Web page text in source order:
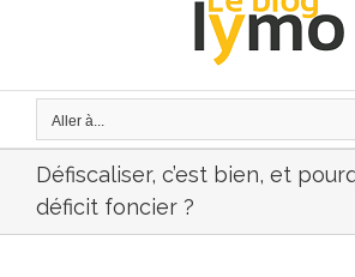
Aller à...
Défiscaliser, c’est bien, et
déficit foncier ?